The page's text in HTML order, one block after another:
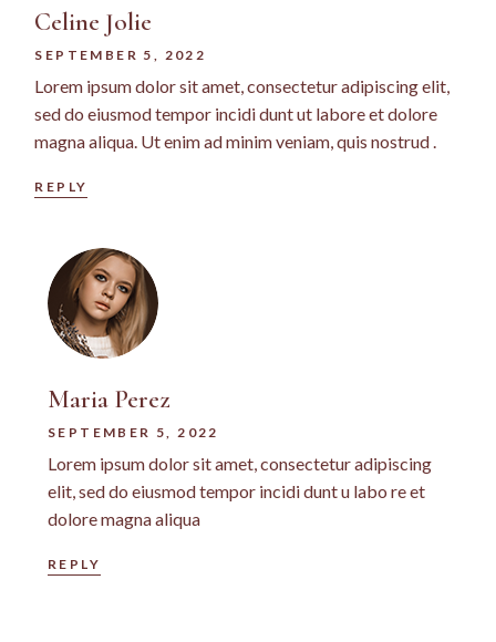
Celine Jolie
SEPTEMBER 5, 2022
Lorem ipsum dolor sit amet, consectetur adipiscing elit,
sed do eiusmod tempor incidi dunt ut labore et dolore
magna aliqua. Ut enim ad minim veniam, quis nostrud .
REPLY
Maria Perez
SEPTEMBER 5, 2022
Lorem ipsum dolor sit amet, consectetur adipiscing
elit, sed do eiusmod tempor incidi dunt u labo re et
dolore magna aliqua
REPLY